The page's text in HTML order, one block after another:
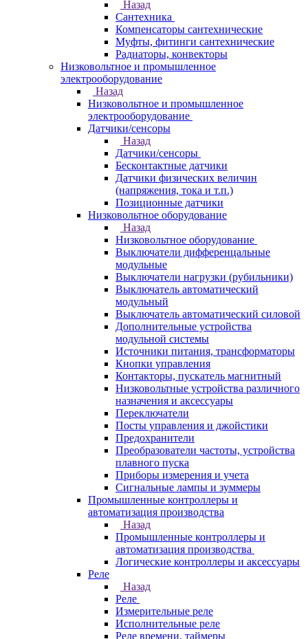
Назад
Сантехника
Компенсаторы сантехнические
Муфты, фитинги сантехнические
Радиаторы, конвекторы
Низковольтное и промышленное
электрооборудование
Назад
Низковольтное и промышленное
электрооборудование
Датчики/сенсоры
Назад
Датчики/сенсоры
Бесконтактные датчики
Датчики физических величин
(напряжения, тока и т.п.)
Позиционные датчики
Низковольтное оборудование
Назад
Низковольтное оборудование
Выключатели дифференцальные
модульные
Выключатели нагрузки (рубильники)
Выключатель автоматический
модульный
Выключатель автоматический силовой
Дополнительные устройства
модульной системы
Источники питания, трансформаторы
Кнопки управления
Контакторы, пускатель магнитный
Низковольтные устройства различного
назначения и аксессуары
Переключатели
Посты управления и джойстики
Предохранители
Преобразователи частоты, устройства
плавного пуска
Приборы измерения и учета
Сигнальные лампы и зуммеры
Промышленные контроллеры и
автоматизация производства
Назад
Промышленные контроллеры и
автоматизация производства
Логические контроллеры и аксессуары
Реле
Назад
Реле
Измерительные реле
Исполнительные реле
Реле времени, таймеры